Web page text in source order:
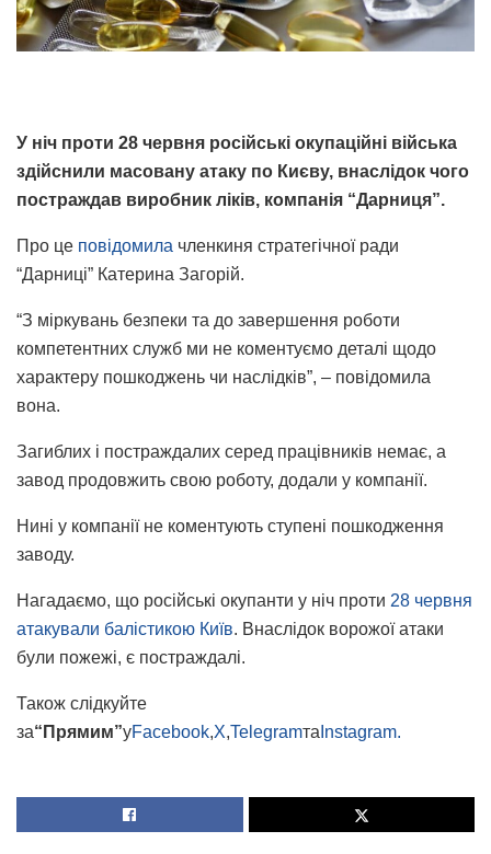
У ніч проти 28 червня російські окупаційні війська
здійснили масовану атаку по Києву, внаслідок чого
постраждав виробник ліків, компанія “Дарниця”.
Про це повідомила членкиня стратегічної ради
“Дарниці” Катерина Загорій.
“З міркувань безпеки та до завершення роботи
компетентних служб ми не коментуємо деталі щодо
характеру пошкоджень чи наслідків”, – повідомила
вона.
Загиблих і постраждалих серед працівників немає, а
завод продовжить свою роботу, додали у компанії.
Нині у компанії не коментують ступені пошкодження
заводу.
Нагадаємо, що російські окупанти у ніч проти 28 червня
атакували балістикою Київ. Внаслідок ворожої атаки
були пожежі, є постраждалі.
Також слідкуйте
за“Прямим”уFacebook,X,Telegramта Instagram.